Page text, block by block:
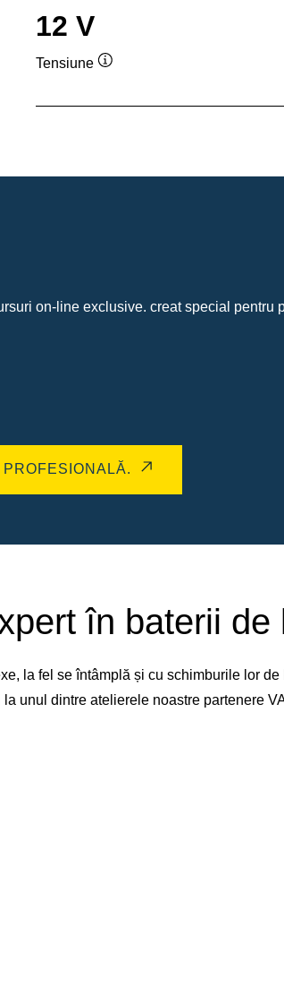
12 V
Tensiune
on-line exclusive. creat special pentru
în baterii de
la fel se întâmplă și cu schimburile lor
unul dintre atelierele noastre partenere